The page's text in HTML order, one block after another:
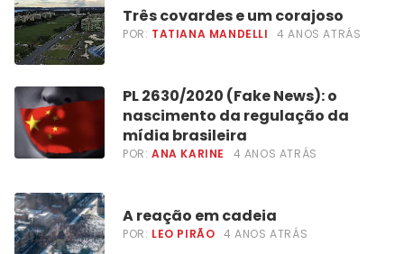
Três covardes e um corajoso
POR: TATIANA MANDELLI 4 ANOS ATRÁS
PL 2630/2020 (Fake News): o
nascimento da regulação da
mídia brasileira
POR: ANA KARINE 4 ANOS ATRÁS
A reação em cadeia
POR: LEO PIRÃO 4 ANOS ATRÁS